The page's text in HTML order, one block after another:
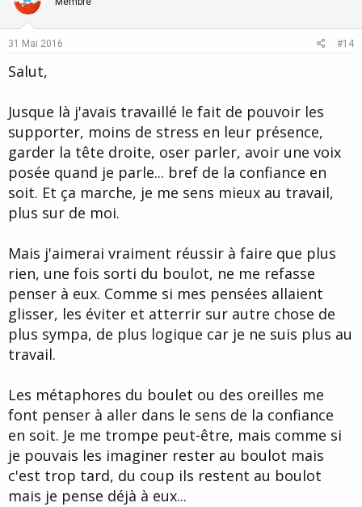
t
v
31 Mai 2016 #14
Salut,
Jusque là j'avais travaillé le fait de pouvoir les
supporter, moins de stress en leur présence,
garder la tête droite, oser parler, avoir une voix
posée quand je parle... bref de la confiance en
soit. Et ça marche, je me sens mieux au travail,
plus sur de moi.
Mais j'aimerai vraiment réussir à faire que plus
rien, une fois sorti du boulot, ne me refasse
penser à eux. Comme si mes pensées allaient
glisser, les éviter et atterrir sur autre chose de
plus sympa, de plus logique car je ne suis plus au
travail.
Les métaphores du boulet ou des oreilles me
font penser à aller dans le sens de la confiance
en soit. Je me trompe peut-être, mais comme si
je pouvais les imaginer rester au boulot mais
c'est trop tard, du coup ils restent au boulot
mais je pense déjà à eux...